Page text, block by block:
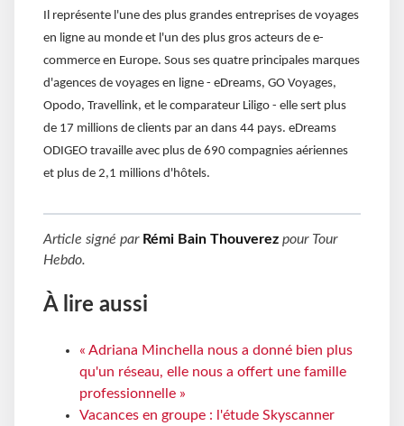
Il représente l'une des plus grandes entreprises de voyages
en ligne au monde et l'un des plus gros acteurs de e-
commerce en Europe. Sous ses quatre principales marques
d'agences de voyages en ligne - eDreams, GO Voyages,
Opodo, Travellink, et le comparateur Liligo - elle sert plus
de 17 millions de clients par an dans 44 pays. eDreams
ODIGEO travaille avec plus de 690 compagnies aériennes
et plus de 2,1 millions d'hôtels.
Article signé par Rémi Bain Thouverez pour Tour
Hebdo.
À lire aussi
« Adriana Minchella nous a donné bien plus
qu'un réseau, elle nous a offert une famille
professionnelle »
Vacances en groupe : l'étude Skyscanner